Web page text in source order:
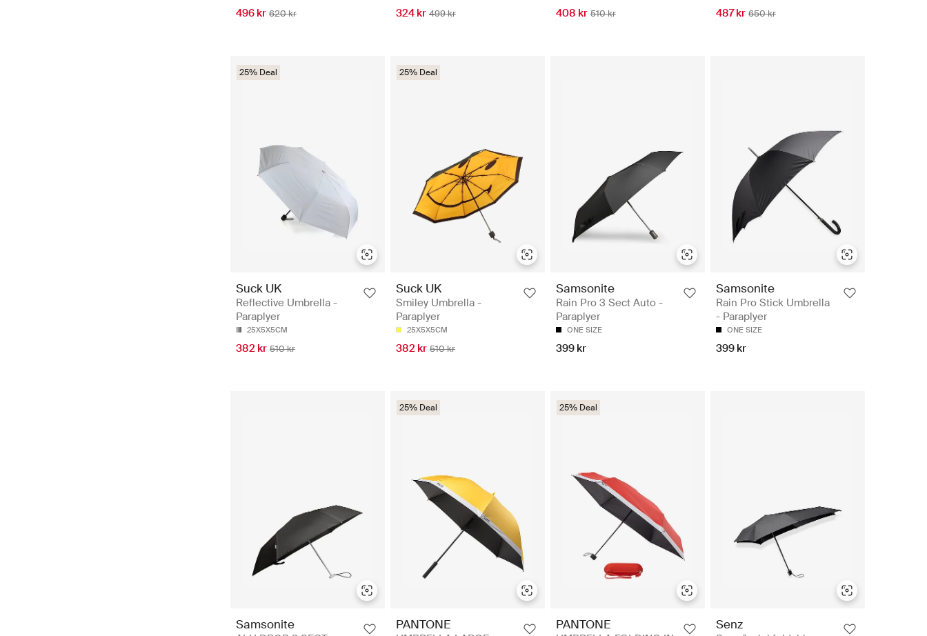
496 kr 620 kr 324 kr 499 kr 408 kr 510 kr 487 kr 650 kr
25% Deal
Suck UK
Reflective Umbrella -
Paraplyer
25X5X5CM
382 kr 510 kr
25% Deal
Suck UK
Smiley Umbrella -
Paraplyer
25X5X5CM
382 kr 510 kr
Samsonite
Rain Pro 3 Sect Auto -
Paraplyer
ONE SIZE
399 kr
Samsonite
Rain Pro Stick Umbrella
- Paraplyer
ONE SIZE
399 kr
Samsonite
25% Deal
PANTONE
25% Deal
PANTONE Senz